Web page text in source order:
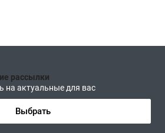
рассылки
на актуальные для вас
Выбрать